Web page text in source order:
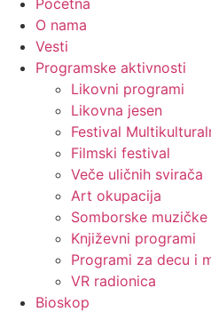
O nama
Vesti
Programske aktivnosti
Likovni programi
Likovna jesen
Festival
Filmski festival
Veče uličnih svirača
Art okupacija
Somborske
Književni programi
Programi za decu i
VR radionica
Bioskop